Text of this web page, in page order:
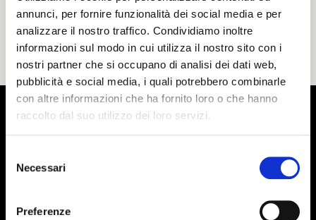
annunci, per fornire funzionalità dei social media e per
analizzare il nostro traffico. Condividiamo inoltre
informazioni sul modo in cui utilizza il nostro sito con i
nostri partner che si occupano di analisi dei dati web,
pubblicità e social media, i quali potrebbero combinarle
con altre informazioni che ha fornito loro o che hanno
raccolto dal suo utilizzo dei loro servizi.
delNecessari
Preferenze
Hai unprodotto tecnicoche merita di brillare come
un’opera d’arte?
Contattaci e scopri come possiamotrasformare anche
il tuo progetto in un capolavoro contemporaneo